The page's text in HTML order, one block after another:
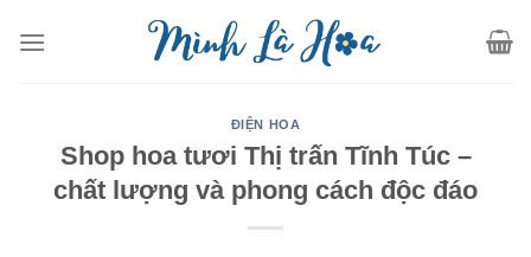
ĐIỆN HOA
Shop hoa tươi Thị trấn Tĩnh Túc –
chất lượng và phong cách độc đáo